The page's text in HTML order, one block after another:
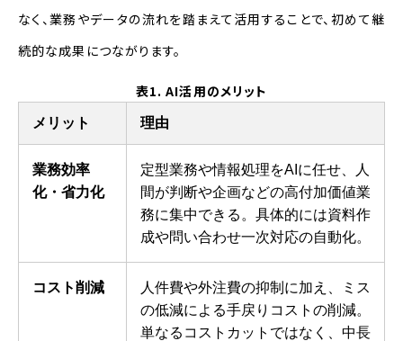
なく、業務やデータの流れを踏まえて活用することで、初めて継
続的な成果につながります。
表1. AI活用のメリット
メリット 理由
業務効率
化・省力化
定型業務や情報処理をAIに任せ、人
間が判断や企画などの高付加価値業
務に集中できる。具体的には資料作
成や問い合わせ一次対応の自動化。
コスト削減
人件費や外注費の抑制に加え、ミス
の低減による手戻りコストの削減。
単なるコストカットではなく、中長